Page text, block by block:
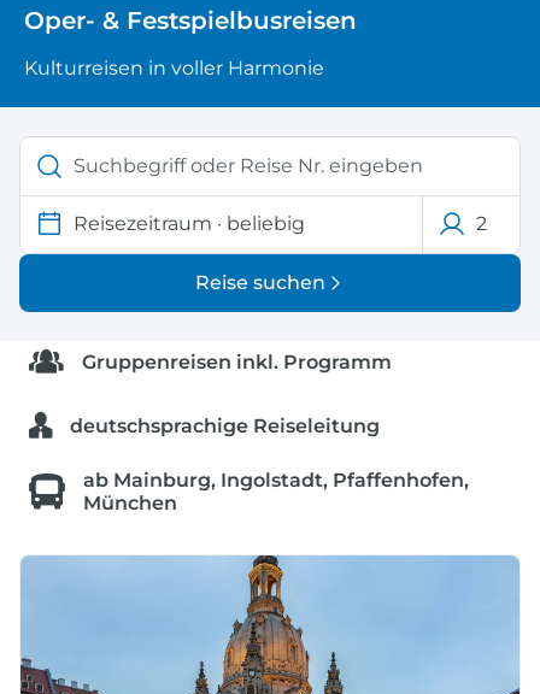
Oper- & Festspielbusreisen
Kulturreisen in voller Harmonie
Reisezeitraum · beliebig 2
Reise suchen
Gruppenreisen inkl. Programm
deutschsprachige Reiseleitung
ab Mainburg, Ingolstadt, Pfaffenhofen,
München